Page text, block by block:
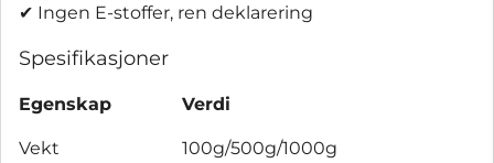
✔ Ingen E-stoffer, ren deklarering
Spesifikasjoner
Egenskap Verdi
Vekt 100g/500g/1000g